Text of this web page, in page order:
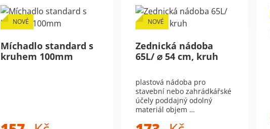
NOVÉ
Míchadlo standard s
kruhem 100mm
NOVÉ
Zednická nádoba
65L/ ⌀ 54 cm, kruh
plastová nádoba pro
stavební nebo zahrádkářské
účely poddajný odolný
materiál objem …